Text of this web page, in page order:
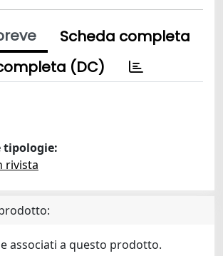
Scheda completa
(DC)
tipologie:
rivista
associati a questo prodotto.